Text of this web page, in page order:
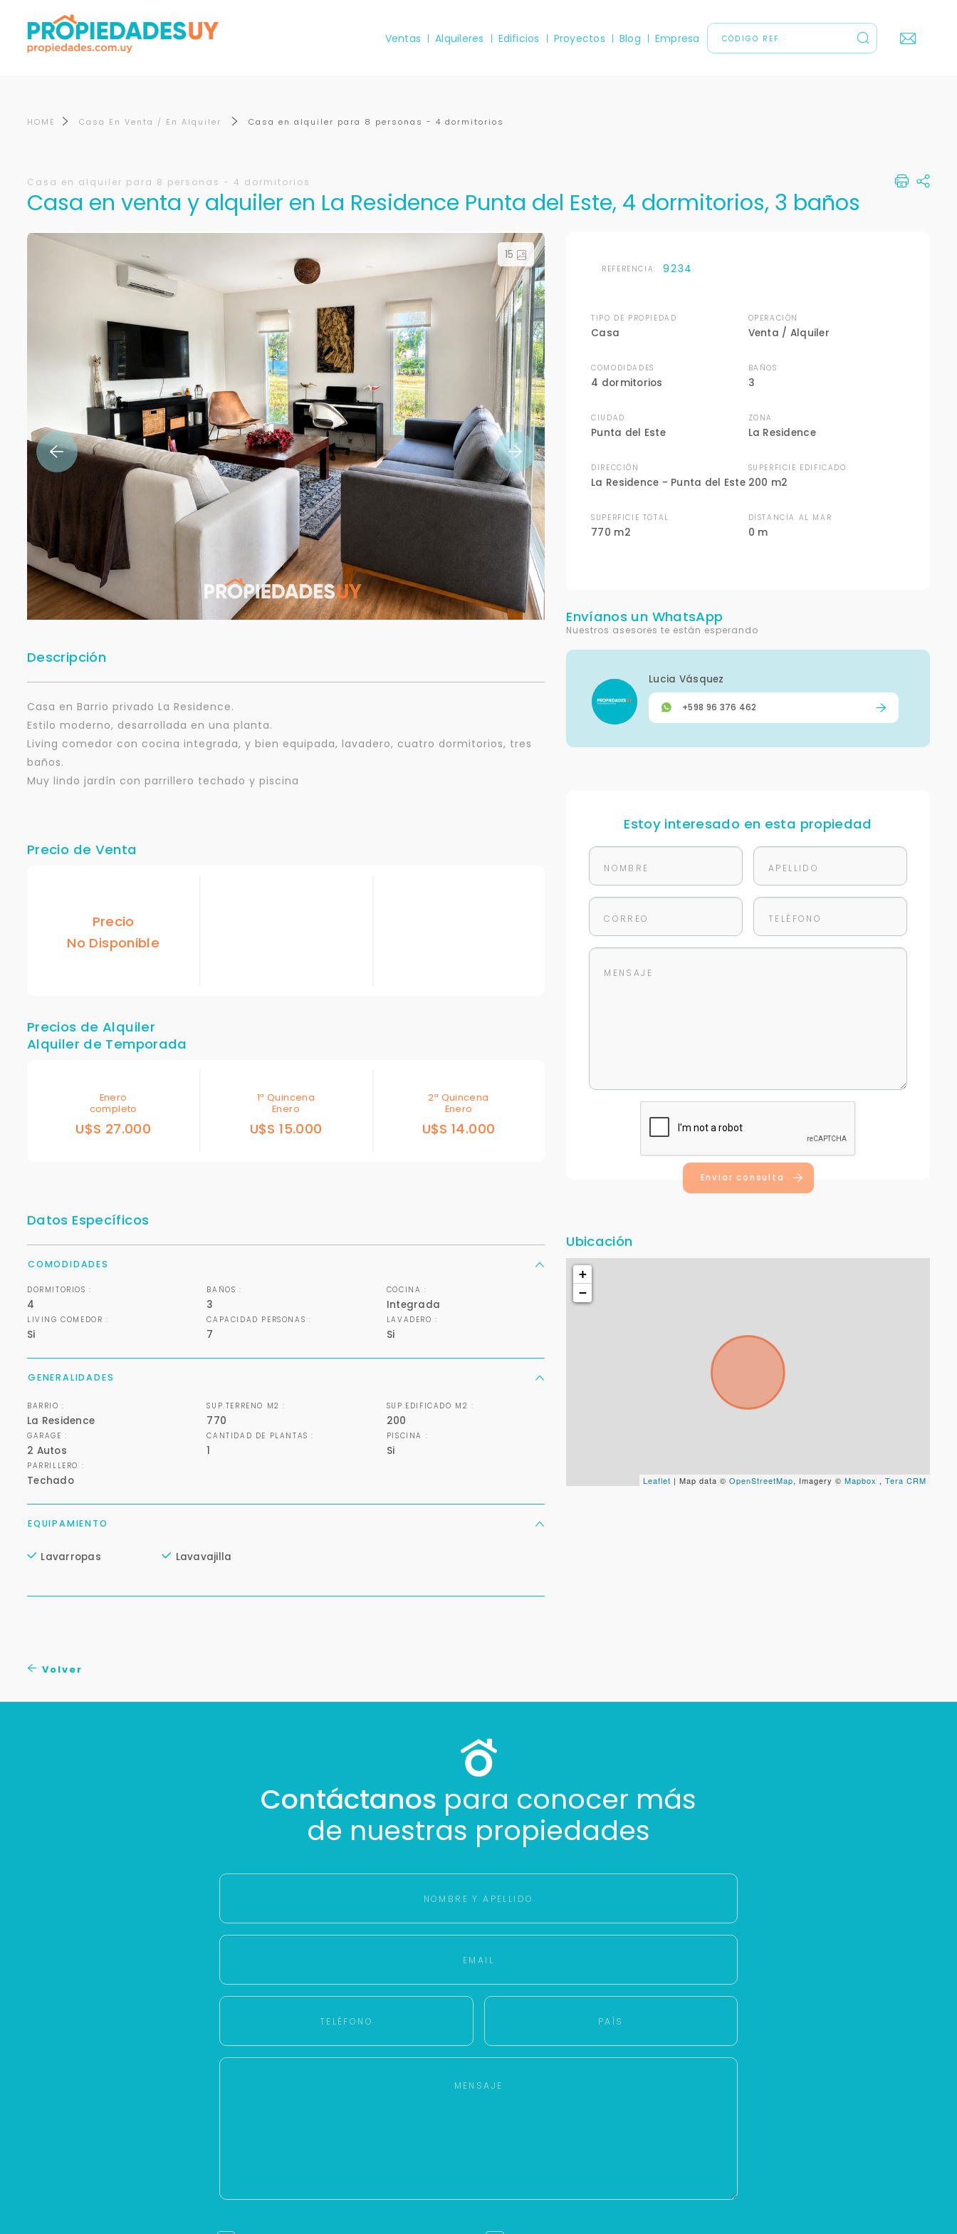
Ventas Alquileres Edificios Proyectos Blog Empresa
HOME Casa En Venta / En Alquiler Casa en alquiler para 8 personas - 4 dormitorios
Casa en alquiler para 8 personas - 4 dormitorios
Casa en venta y alquiler en La Residence Punta del Este, 4 dormitorios, 3 baños
15
Descripción
Casa en Barrio privado La Residence.
Estilo moderno, desarrollada en una planta.
Living comedor con cocina integrada, y bien equipada, lavadero, cuatro dormitorios, tres
baños.
Muy lindo jardín con parrillero techado y piscina
Precio de Venta
Precio
No Disponible
Precios de Alquiler
Alquiler de Temporada
Enero
completo
U$S 27.000
1ª Quincena
Enero
U$S 15.000
2ª Quincena
Enero
U$S 14.000
Datos Específicos
COMODIDADES
DORMITORIOS :
4
BAÑOS :
3
COCINA :
Integrada
LIVING COMEDOR :
Si
CAPACIDAD PERSONAS :
7
LAVADERO :
Si
GENERALIDADES
BARRIO :
La Residence
SUP.TERRENO M2 :
770
SUP.EDIFICADO M2 :
200
GARAGE :
2 Autos
CANTIDAD DE PLANTAS :
1
PISCINA :
Si
PARRILLERO :
Techado
EQUIPAMIENTO
Lavarropas Lavavajilla
REFERENCIA: 9234
TIPO DE PROPIEDAD
Casa
OPERACIÓN
Venta / Alquiler
COMODIDADES
4 dormitorios
BAÑOS
3
CIUDAD
Punta del Este
ZONA
La Residence
DIRECCIÓN
La Residence - Punta del Este
SUPERFICIE EDIFICADO
200 m2
SUPERFICIE TOTAL
770 m2
DISTANCIA AL MAR
0 m
Envíanos un WhatsApp
Nuestros asesores te están esperando
Lucia Vásquez
+598 96 376 462
Estoy interesado en esta propiedad
Enviar consulta
Ubicación
+
−
Leaflet | Map data © OpenStreetMap, Imagery © Mapbox , Tera CRM
Volver
Contáctanos para conocer más
de nuestras propiedades
Tu nombre *
Tu WhatsApp *
Uso exclusivo